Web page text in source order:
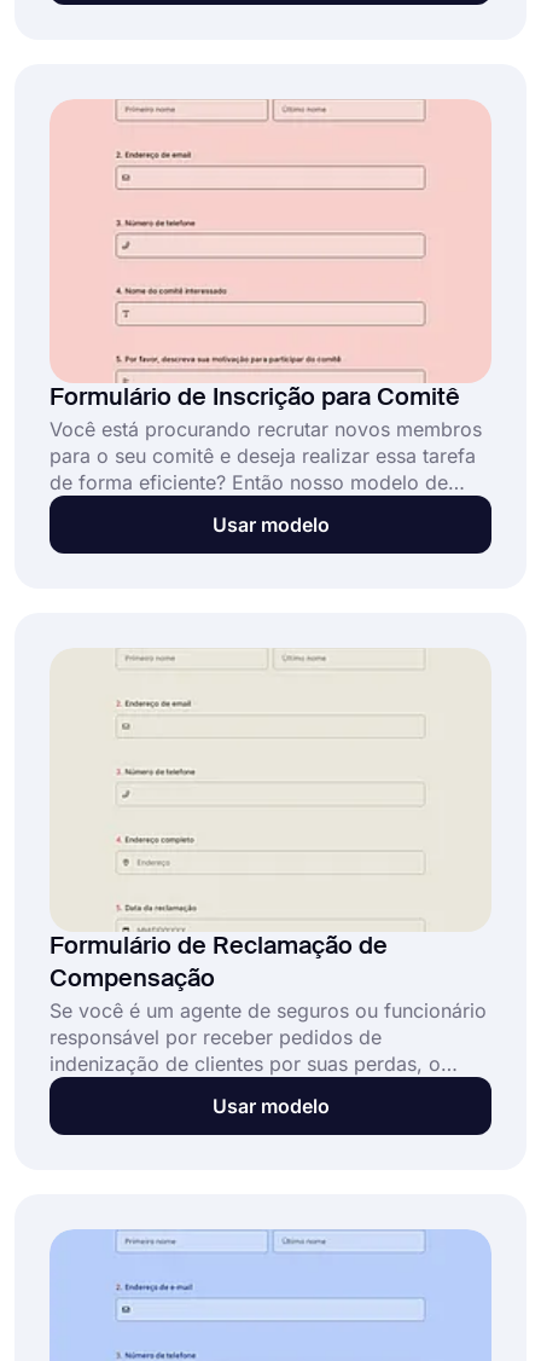
Formulário de Inscrição para Comitê
Você está procurando recrutar novos membros
para o seu comitê e deseja realizar essa tarefa
de forma eficiente? Então nosso modelo de
formulário de inscrição online para comitê pode
ser ideal para você! Com este modelo, você
trabalhar em seu comitê.
Usar modelo
Formulário de Reclamação de
Compensação
Se você é um agente de seguros ou funcionário
responsável por receber pedidos de
indenização de clientes por suas perdas, o
forms.app oferece um modelo de formulário de
pedido de indenização online para criar seu
programação é necessária!
Usar modelo